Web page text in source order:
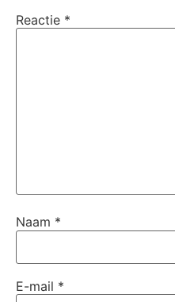
Reactie *
Naam *
E-mail *